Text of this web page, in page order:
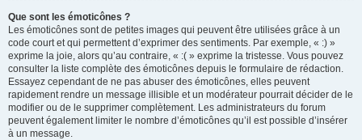
Que sont les émoticônes ?
Les émoticônes sont de petites images qui peuvent être utilisées grâce à un
code court et qui permettent d’exprimer des sentiments. Par exemple, « :) »
exprime la joie, alors qu’au contraire, « :( » exprime la tristesse. Vous pouvez
consulter la liste complète des émoticônes depuis le formulaire de rédaction.
Essayez cependant de ne pas abuser des émoticônes, elles peuvent
rapidement rendre un message illisible et un modérateur pourrait décider de le
modifier ou de le supprimer complètement. Les administrateurs du forum
peuvent également limiter le nombre d’émoticônes qu’il est possible d’insérer
à un message.